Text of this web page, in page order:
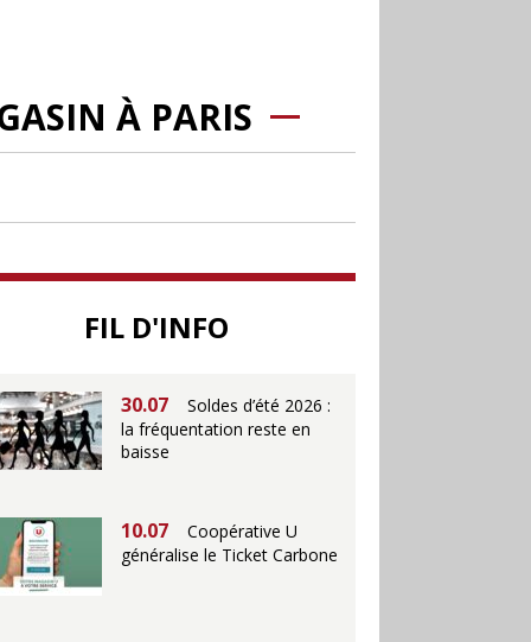
À PARIS
FIL D'INFO
30.06
Canicule : les
25.06
Action ouvre un
30.07
Soldes d’été 2026 :
la fréquentation reste en
baisse
10.07
Coopérative U
généralise le Ticket Carbone